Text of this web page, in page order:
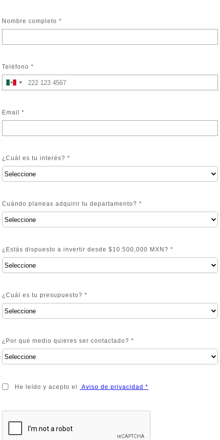
Nombre completo *
Teléfono *
Email *
¿Cuál es tu interés? *
Cuándo planeas adquirir tu departamento? *
¿Estás dispuesto a invertir desde $10.500,000 MXN? *
¿Cuál es tu presupuesto? *
¿Por qué medio quieres ser contactado? *
He leído y acepto el Aviso de privacidad *